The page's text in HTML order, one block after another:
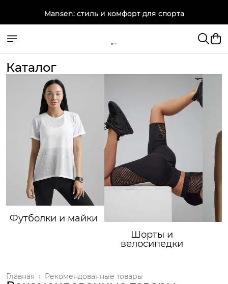
Mansen: стиль и комфорт для спорта
Каталог
Футболки и майки
Шорты и
велосипедки
Рекомендованные товары
Главная ›